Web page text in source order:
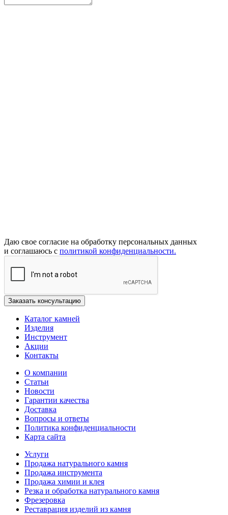
Даю свое согласие на обработку персональных данных
и соглашаюсь с политикой конфиденциальности.
Каталог камней
Изделия
Инструмент
Акции
Контакты
О компании
Статьи
Новости
Гарантии качества
Доставка
Вопросы и ответы
Политика конфиденциальности
Карта сайта
Услуги
Продажа натурального камня
Продажа инструмента
Продажа химии и клея
Резка и обработка натурального камня
Фрезеровка
Реставрация изделий из камня